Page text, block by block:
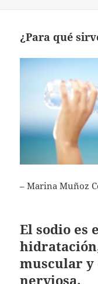
¿Para qué
– Marina Muñoz
El sodio es
muscular y
nerviosa.